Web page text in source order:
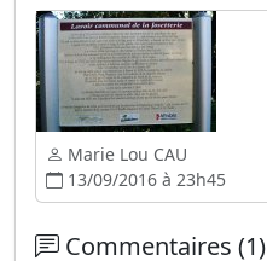
Marie Lou CAU
13/09/2016 à 23h45
Commentaires (1)